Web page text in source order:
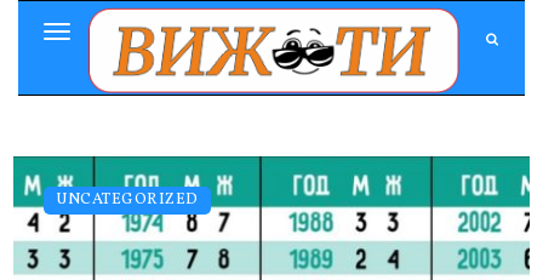
Toggle
Navigation
UNCATEGORIZED